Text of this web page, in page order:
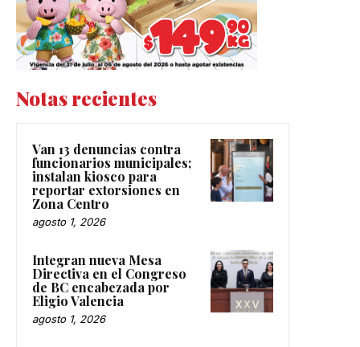
Notas recientes
Van 13 denuncias contra
funcionarios municipales;
instalan kiosco para
reportar extorsiones en
Zona Centro
agosto 1, 2026
Integran nueva Mesa
Directiva en el Congreso
de BC encabezada por
Eligio Valencia
agosto 1, 2026